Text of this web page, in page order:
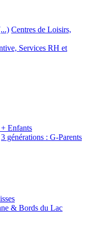
Centres de Loisirs,
Services RH et
Enfants
3 générations : G-Parents
& Bords du Lac